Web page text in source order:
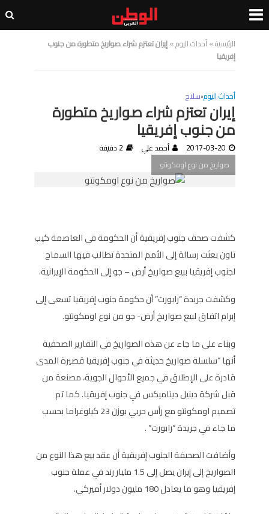
الرئيسية»أحداث اليوم»إيران تعتزم شراء صواريخ متطورة من جنوب
إفريقيا
أحداث اليوم•سلاح
إيران تعتزم شراء صواريخ متطورة
من جنوب إفريقيا
2017-03-20 أحمد علي
2 دقيقة
صواريخ من نوع اومكونتو
كشفت صحف جنوب إفريقية أن الحكومة في العاصمة كيب
تاون بعثت رسالة إلى الأمم المتحدة تطالب فيها السماح
لجنوب إفريقيا ببيع صواريخ أرض – جو إلى الحكومة الإيرانية.
وكشفت جريدة “رابورت” أن حكومة جنوب إفريقيا تسعى إلى
إبرام اتفاق لبيع صواريخ أرض- جو من نوع اومكونتو.
وبناء على ما جاء عن هذه الصواريخ في التقارير الصحفية
أنها “سلسلة صواريخ حديثة في جنوب إفريقيا قصيرة المدى
قادرة على الإطلاق في جميع الأحوال الجوية، مصنعة من
قبل شركة دينيل ديناميكس في جنوب إفريقيا. كما تم
تصميم اومكونتو مع رأس حربي بوزن 23 كيلوغراما بحسب
ما جاء في جريدة “رابورت” .
وأضافت الصحيفة الجنوب إفريقية أن عقد بيع هذا النوع من
الصواريخ إلى إيران يصل إلى 1.5 مليار رند في عملة جنوب
إفريقيا وهو ما يعادل 180 مليون دولار أميركي.